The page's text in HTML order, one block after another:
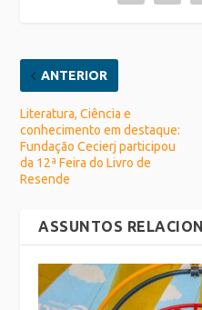
ANTERIOR
Literatura, Ciência e
conhecimento em destaque:
Fundação Cecierj participou
da 12ª Feira do Livro de
Resende
ASSUNTOS